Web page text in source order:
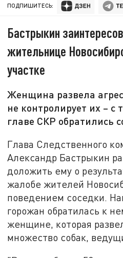
ПОДПИШИТЕСЬ:
Бастрыкин
жительнице
участке
Женщина развела
не контролирует их – с
главе СКР обратились
Глава Следственного
Александр Бастрыкин
доложить ему о
жалобе жителей
поведением соседки.
горожан обратилась к
женщине, которая
множество собак,